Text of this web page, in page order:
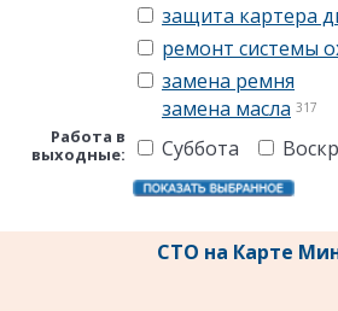
защита картера
ремонт системы
замена ремня
замена масла 317
Работа в
выходные:
Суббота
СТО на Карте